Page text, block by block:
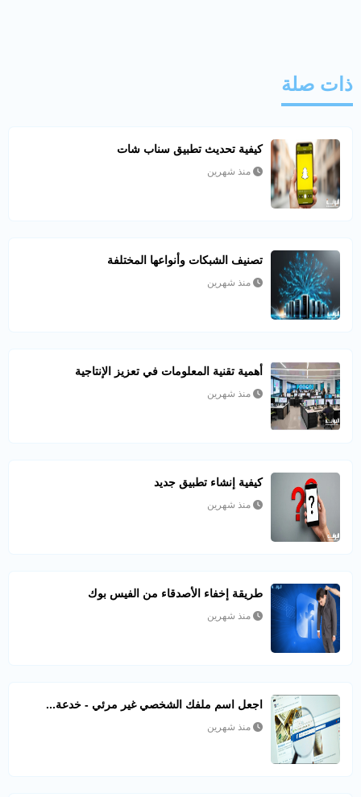
ذات صلة
كيفية تحديث تطبيق سناب شات
منذ شهرين
تصنيف الشبكات وأنواعها المختلفة
منذ شهرين
أهمية تقنية المعلومات في تعزيز الإنتاجية
منذ شهرين
كيفية إنشاء تطبيق جديد
منذ شهرين
طريقة إخفاء الأصدقاء من الفيس بوك
منذ شهرين
اجعل اسم ملفك الشخصي غير مرئي - خدعة...
منذ شهرين